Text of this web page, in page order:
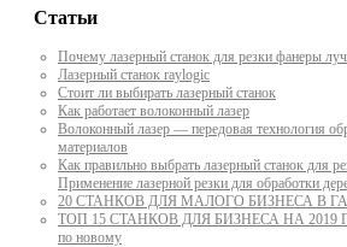
Статьи
Почему лазерный станок для резки фанеры
Лазерный станок raylogic
Стоит ли выбирать лазерный станок
Как работает волоконный лазер
Волоконный лазер — передовая технология
материалов
Как правильно выбрать лазерный станок для
Применение лазерной резки для обработки
20 СТАНКОВ ДЛЯ МАЛОГО БИЗНЕСА В
ТОП 15 СТАНКОВ ДЛЯ БИЗНЕСА НА 2019
по новому